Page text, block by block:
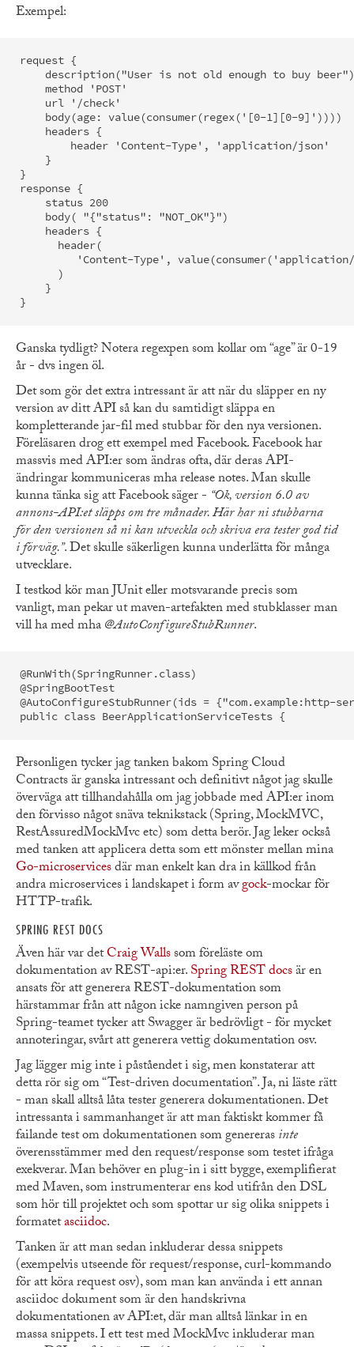
Exempel:
request {
    description("User is not old enough to buy beer")
    method 'POST'
    url '/check'
    body(age: value(consumer(regex('[0-1][0-9]'))))
    headers {
        header 'Content-Type', 'application/json'
    }
}
response {
    status 200
    body( "{"status": "NOT_OK"}")
    headers {
      header(
'Content-Type',
      )
    }
Ganska tydligt? Notera regexpen som kollar om “age” är 0-19
år - dvs ingen öl.
Det som gör det extra intressant är att när du släpper en ny
version av ditt API så kan du samtidigt släppa en
kompletterande jar-fil med stubbar för den nya versionen.
Föreläsaren drog ett exempel med Facebook. Facebook har
massvis med API:er som ändras ofta, där deras API-
ändringar kommuniceras mha release notes. Man skulle
kunna tänka sig att Facebook säger - “Ok, version 6.0 av
annons-API:et släpps om tre månader. Här har ni stubbarna
för den versionen så ni kan utveckla och skriva era tester god tid
i förväg.”. Det skulle säkerligen kunna underlätta för många
utvecklare.
I testkod kör man JUnit eller motsvarande precis som
vanligt, man pekar ut maven-artefakten med stubklasser man
vill ha med mha@AutoConfigureStubRunner.
@RunWith(SpringRunner.class)
@SpringBootTest
@AutoConfigureStubRunner(ids = {"com.example:http-
Personligen tycker jag tanken bakom Spring Cloud
Contracts är ganska intressant och definitivt något jag skulle
överväga att tillhandahålla om jag jobbade med API:er inom
den förvisso något snäva teknikstack (Spring, MockMVC,
RestAssuredMockMvc etc) som detta berör. Jag leker också
med tanken att applicera detta som ett mönster mellan mina
Go-microservicesdär man enkelt kan dra in källkod från
andra microservices i landskapet i form avgock-mockar för
HTTP-trafik.
SPRING REST DOCS
Även här var detCraig Wallssom föreläste om
dokumentation av REST-api:er.Spring REST docsär en
ansats för att generera REST-dokumentation som
härstammar från att någon icke namngiven person på
Spring-teamet tycker att Swagger är bedrövligt - för mycket
annoteringar, svårt att generera vettig dokumentation osv.
Jag lägger mig inte i påståendet i sig, men konstaterar att
detta rör sig om “Test-driven documentation”. Ja, ni läste rätt
- man skall alltså låta tester generera dokumentationen. Det
intressanta i sammanhanget är att man faktiskt kommer få
failande test om dokumentationen som genererasinte
överensstämmer med den request/response som testet ifråga
exekverar. Man behöver en plug-in i sitt bygge, exemplifierat
med Maven, som instrumenterar ens kod utifrån den DSL
som hör till projektet och som spottar ur sig olika snippets i
formatetasciidoc.
Tanken är att man sedan inkluderar dessa snippets
(exempelvis utseende för request/response, curl-kommando
för att köra request osv), som man kan använda i ett annan
asciidoc dokument som är den handskrivna
dokumentationen av API:et, där man alltså länkar in en
massa snippets. I ett test med MockMvc inkluderar man